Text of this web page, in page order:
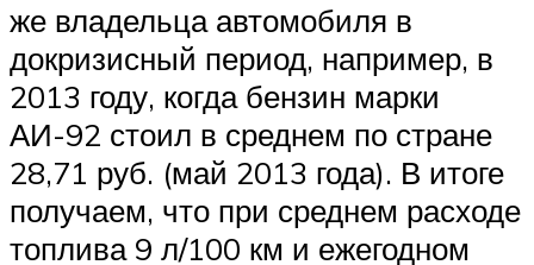
же владельца автомобиля в
докризисный период, например, в
2013 году, когда бензин марки
АИ-92 стоил в среднем по стране
28,71 руб. (май 2013 года). В итоге
получаем, что при среднем расходе
топлива 9 л/100 км и ежегодном